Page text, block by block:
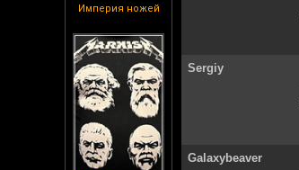
Империя ножей
Sergiy
Galaxybeaver